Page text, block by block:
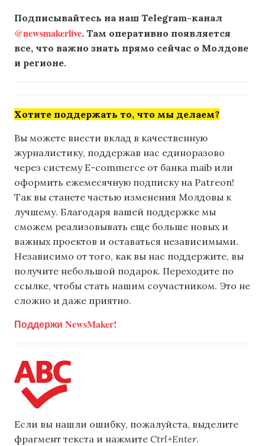
Подписывайтесь на наш Telegram-канал
@newsmakerlive. Там оперативно появляется
все, что важно знать прямо сейчас о Молдове
и регионе.
Хотите поддержать то, что мы делаем?
Вы можете внести вклад в качественную
журналистику, поддержав нас единоразово
через систему E-commerce от банка maib или
оформить ежемесячную подписку на Patreon!
Так вы станете частью изменения Молдовы к
лучшему. Благодаря вашей поддержке мы
сможем реализовывать еще больше новых и
важных проектов и оставаться независимыми.
Независимо от того, как вы нас поддержите, вы
получите небольшой подарок. Переходите по
ссылке, чтобы стать нашим соучастником. Это не
сложно и даже приятно.
Поддержи NewsMaker!
Если вы нашли ошибку, пожалуйста, выделите
фрагмент текста и нажмите Ctrl+Enter.